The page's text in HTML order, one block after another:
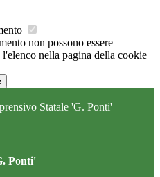
non possono essere
nella pagina della cookie
Statale 'G. Ponti'
Ponti'